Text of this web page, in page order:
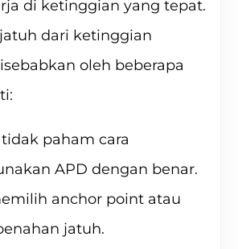
di ketinggian yang tepat.
dari ketinggian
oleh beberapa
paham cara
APD dengan benar.
anchor point atau
jatuh.